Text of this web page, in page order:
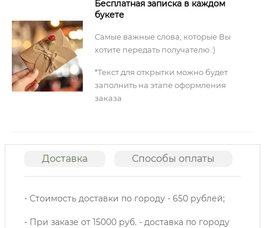
Бесплатная записка в каждом
букете
Самые важные слова, которые Вы
хотите передать получателю :)
*Текст для открытки можно будет
заполнить на этапе оформления
заказа
Доставка Способы оплаты
- Стоимость доставки по городу - 650 рублей;
- При заказе от 15000 руб. - доставка по городу